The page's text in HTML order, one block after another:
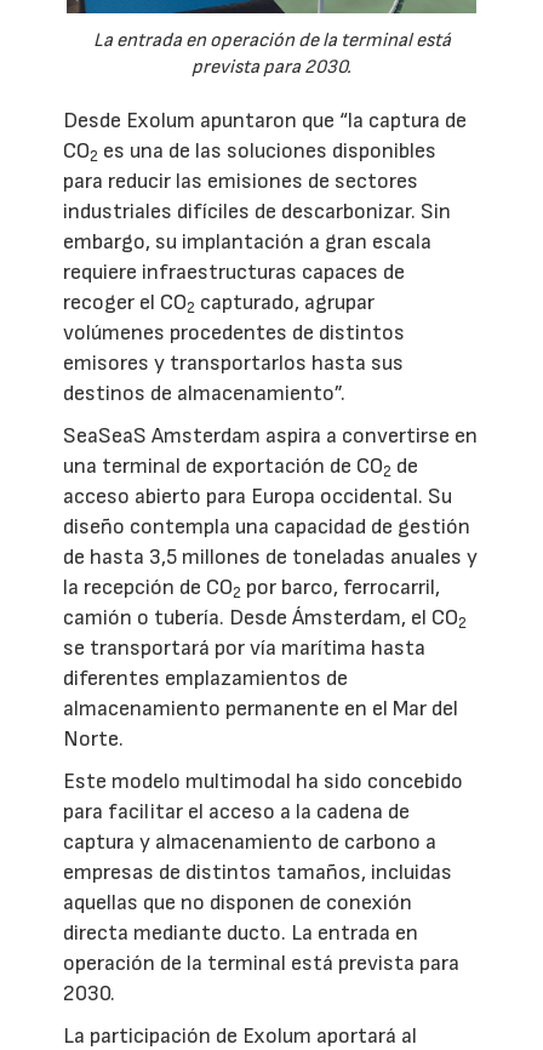
La entrada en operación de la terminal está
prevista para 2030.
Desde Exolum apuntaron que “la captura de
CO2 es una de las soluciones disponibles
para reducir las emisiones de sectores
industriales difíciles de descarbonizar. Sin
embargo, su implantación a gran escala
requiere infraestructuras capaces de
recoger el CO2 capturado, agrupar
volúmenes procedentes de distintos
emisores y transportarlos hasta sus
destinos de almacenamiento”.
SeaSeaS Amsterdam aspira a convertirse en
una terminal de exportación de CO2 de
acceso abierto para Europa occidental. Su
diseño contempla una capacidad de gestión
de hasta 3,5 millones de toneladas anuales y
la recepción de CO2 por barco, ferrocarril,
camión o tubería. Desde Ámsterdam, el CO2
se transportará por vía marítima hasta
diferentes emplazamientos de
almacenamiento permanente en el Mar del
Norte.
Este modelo multimodal ha sido concebido
para facilitar el acceso a la cadena de
captura y almacenamiento de carbono a
empresas de distintos tamaños, incluidas
aquellas que no disponen de conexión
directa mediante ducto. La entrada en
operación de la terminal está prevista para
2030.
La participación de Exolum aportará al